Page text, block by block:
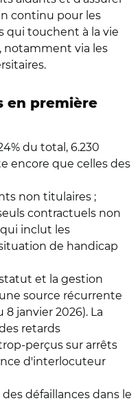
continu pour les
qui touchent à la vie
notamment via les
en première
du total, 6.230
encore que celles des
non titulaires ;
contractuels non
inclut les
de handicap
et la gestion
source récurrente
8 janvier 2026). La
retards
perçus sur arrêts
d'interlocuteur
défaillances dans le